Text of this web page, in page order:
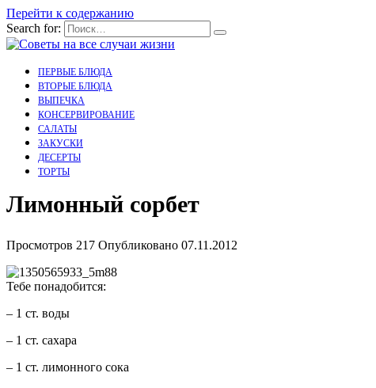
Перейти к содержанию
Search for:
ПЕРВЫЕ БЛЮДА
ВТОРЫЕ БЛЮДА
ВЫПЕЧКА
КОНСЕРВИРОВАНИЕ
САЛАТЫ
ЗАКУСКИ
ДЕСЕРТЫ
ТОРТЫ
Лимонный сорбет
Просмотров 217 Опубликовано 07.11.2012
Тебе понадобится:
– 1 ст. воды
– 1 ст. сахара
– 1 ст. лимонного сока